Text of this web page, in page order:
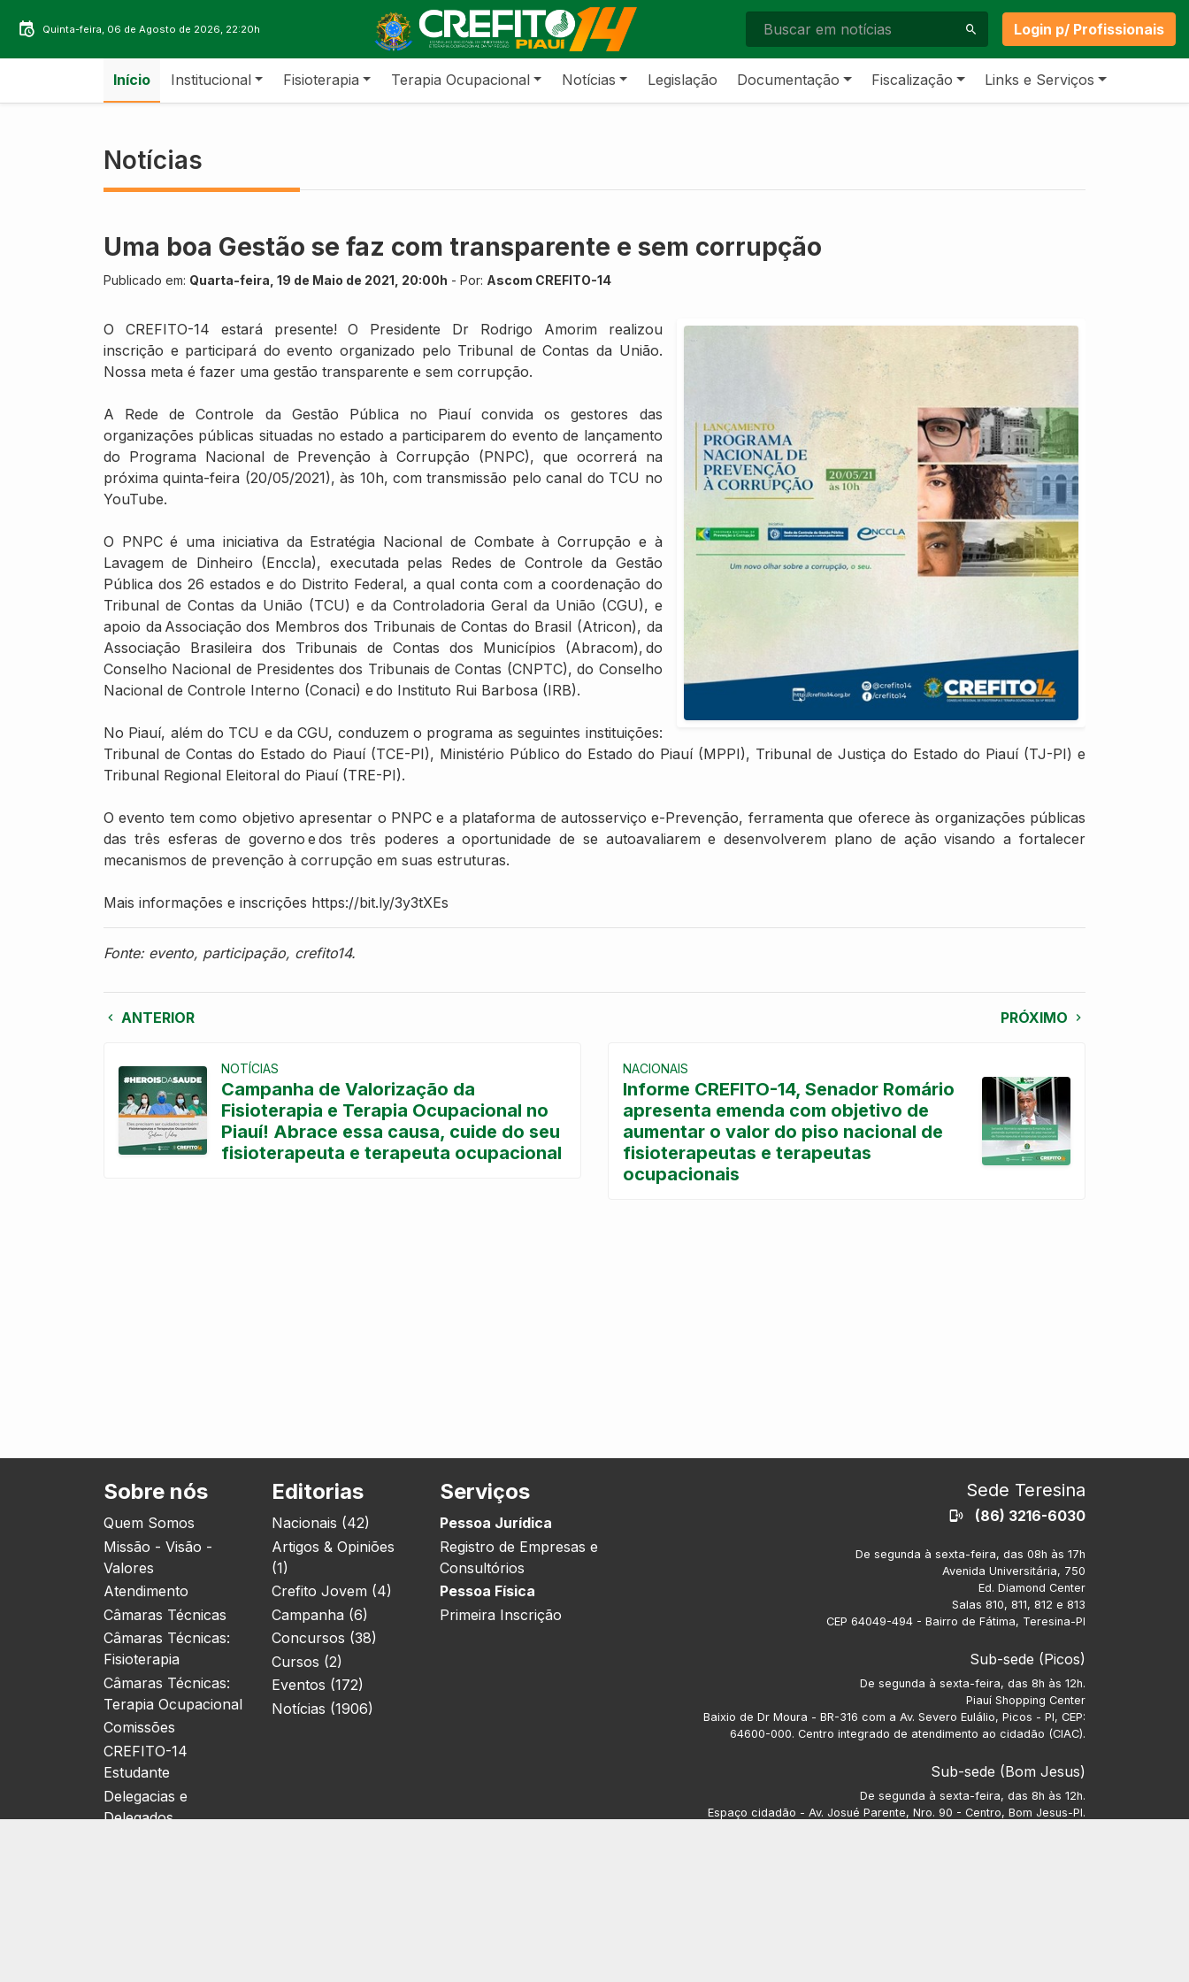
Quinta-feira, 06 de Agosto de 2026, 22:20h Login p/ Profissionais
Início Institucional Fisioterapia Terapia Ocupacional Notícias Legislação Documentação Fiscalização Links e Serviços
Notícias
Uma boa Gestão se faz com transparente e sem corrupção
Publicado em: Quarta-feira, 19 de Maio de 2021, 20:00h - Por: Ascom CREFITO-14
O CREFITO-14 estará presente! O Presidente Dr Rodrigo Amorim realizou
inscrição e participará do evento organizado pelo Tribunal de Contas da União.
Nossa meta é fazer uma gestão transparente e sem corrupção.
A Rede de Controle da Gestão Pública no Piauí convida os gestores das
organizações públicas situadas no estado a participarem do evento de lançamento
do Programa Nacional de Prevenção à Corrupção (PNPC), que ocorrerá na
próxima quinta-feira (20/05/2021), às 10h, com transmissão pelo canal do TCU no
YouTube.
O PNPC é uma iniciativa da Estratégia Nacional de Combate à Corrupção e à
Lavagem de Dinheiro (Enccla), executada pelas Redes de Controle da Gestão
Pública dos 26 estados e do Distrito Federal, a qual conta com a coordenação do
Tribunal de Contas da União (TCU) e da Controladoria Geral da União (CGU), e
apoio da Associação dos Membros dos Tribunais de Contas do Brasil (Atricon), da
Associação Brasileira dos Tribunais de Contas dos Municípios (Abracom), do
Conselho Nacional de Presidentes dos Tribunais de Contas (CNPTC), do Conselho
Nacional de Controle Interno (Conaci) e do Instituto Rui Barbosa (IRB).
No Piauí, além do TCU e da CGU, conduzem o programa as seguintes instituições:
Tribunal de Contas do Estado do Piauí (TCE-PI), Ministério Público do Estado do Piauí (MPPI), Tribunal de Justiça do Estado do Piauí (TJ-PI) e
Tribunal Regional Eleitoral do Piauí (TRE-PI).
O evento tem como objetivo apresentar o PNPC e a plataforma de autosserviço e-Prevenção, ferramenta que oferece às organizações públicas
das três esferas de governo e dos três poderes a oportunidade de se autoavaliarem e desenvolverem plano de ação visando a fortalecer
mecanismos de prevenção à corrupção em suas estruturas.
Mais informações e inscrições https://bit.ly/3y3tXEs
Fonte: evento, participação, crefito14.
ANTERIOR PRÓXIMO
NOTÍCIAS
Campanha de Valorização da
Fisioterapia e Terapia Ocupacional no
Piauí! Abrace essa causa, cuide do seu
fisioterapeuta e terapeuta ocupacional
NACIONAIS
Informe CREFITO-14, Senador Romário
apresenta emenda com objetivo de
aumentar o valor do piso nacional de
fisioterapeutas e terapeutas
ocupacionais
Sobre nós
Quem Somos
Missão - Visão -
Valores
Atendimento
Câmaras Técnicas
Câmaras Técnicas:
Fisioterapia
Câmaras Técnicas:
Terapia Ocupacional
Comissões
CREFITO-14
Estudante
Delegacias e
Delegados
Editorias
Nacionais (42)
Artigos & Opiniões
(1)
Crefito Jovem (4)
Campanha (6)
Concursos (38)
Cursos (2)
Eventos (172)
Notícias (1906)
Serviços
Pessoa Jurídica
Registro de Empresas e
Consultórios
Pessoa Física
Primeira Inscrição
Sede Teresina
(86) 3216-6030
De segunda à sexta-feira, das 08h às 17h
Avenida Universitária, 750
Ed. Diamond Center
Salas 810, 811, 812 e 813
CEP 64049-494 - Bairro de Fátima, Teresina-PI
Sub-sede (Picos)
De segunda à sexta-feira, das 8h às 12h.
Piauí Shopping Center
Baixio de Dr Moura - BR-316 com a Av. Severo Eulálio, Picos - PI, CEP:
64600-000. Centro integrado de atendimento ao cidadão (CIAC).
Sub-sede (Bom Jesus)
De segunda à sexta-feira, das 8h às 12h.
Espaço cidadão - Av. Josué Parente, Nro. 90 - Centro, Bom Jesus-PI.